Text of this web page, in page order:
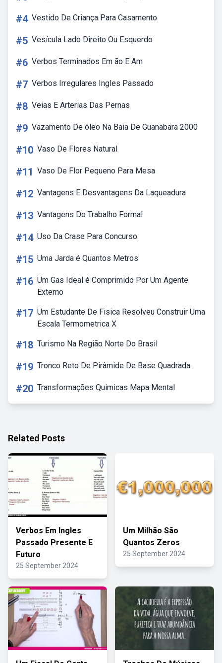
#4 Vestido De Criança Para Casamento
#5 Vesícula Lado Direito Ou Esquerdo
#6 Verbos Terminados Em ão E Am
#7 Verbos Irregulares Ingles Passado
#8 Veias E Arterias Das Pernas
#9 Vazamento De óleo Na Baia De Guanabara 2000
#10 Vaso De Flores Natural
#11 Vaso De Flor Pequeno Para Mesa
#12 Vantagens E Desvantagens Da Laqueadura
#13 Vantagens Do Trabalho Formal
#14 Uso Da Crase Para Concurso
#15 Uma Jarda é Quantos Metros
#16 Um Gas Ideal é Comprimido Por Um Agente
Externo
#17 Um Estudante De Fisica Resolveu Construir Uma
Escala Termometrica X
#18 Turismo Na Região Norte Do Brasil
#19 Tronco Reto De Pirâmide De Base Quadrada.
#20 Transformações Quimicas Mapa Mental
Related Posts
Verbos Em Ingles
Passado Presente E
Futuro
25 September 2024
Um Milhão São
Quantos Zeros
25 September 2024